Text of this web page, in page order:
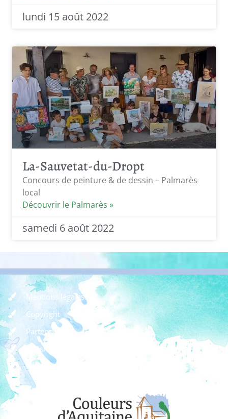
lundi 15 août 2022
La-Sauvetat-du-Dropt
Concours de peinture & de dessin – Palmarès
local
Découvrir le Palmarès »
samedi 6 août 2022
Mentions légales
Copyright
Partenaires
Dossier de presse
Règlement des concours